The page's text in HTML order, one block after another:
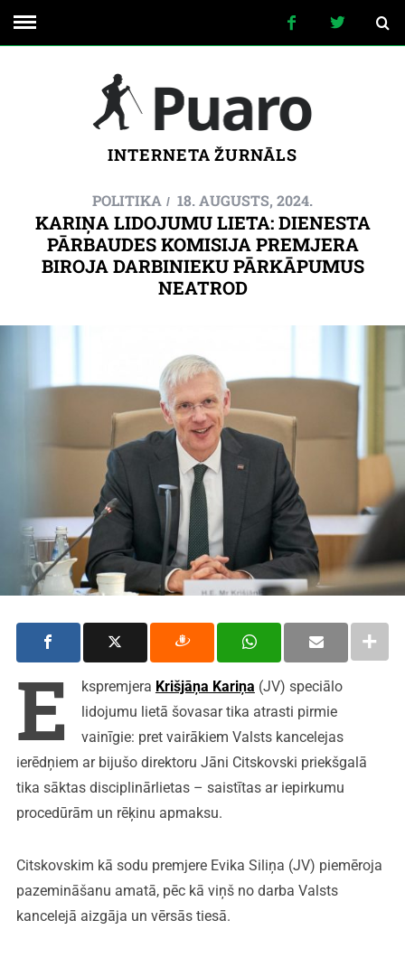
INTERNETA ŽURNĀLS
POLITIKA 18. AUGUSTS, 2024.
KARIŅA LIDOJUMU LIETA: DIENESTA
PĀRBAUDES KOMISIJA PREMJERA
BIROJA DARBINIEKU PĀRKĀPUMUS
NEATROD
E kspremjera Krišjāņa Kariņa (JV) speciālo
lidojumu lietā šovasar tika atrasti pirmie
vainīgie: pret vairākiem Valsts kancelejas
ierēdņiem ar bijušo direktoru Jāni Citskovski priekšgalā
tika sāktas disciplinārlietas – saistītas ar iepirkumu
procedūrām un rēķinu apmaksu.
Citskovskim kā sodu premjere Evika Siliņa (JV) piemēroja
pazemināšanu amatā, pēc kā viņš no darba Valsts
kancelejā aizgāja un vērsās tiesā.